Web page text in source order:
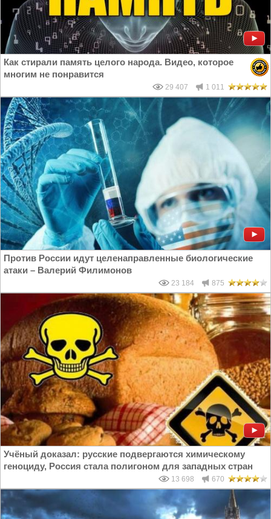
Как стирали память целого народа. Видео, которое
многим не понравится
29 407 1 011
Против России идут целенаправленные биологические
атаки – Валерий Филимонов
23 184 875
Учёный доказал: русские подвергаются химическому
геноциду, Россия стала полигоном для западных стран
13 698 670